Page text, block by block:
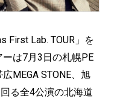
First Lab. TOUR」を
は7月3日の札幌PE
MEGA STONE、旭
る全4公演の北海道